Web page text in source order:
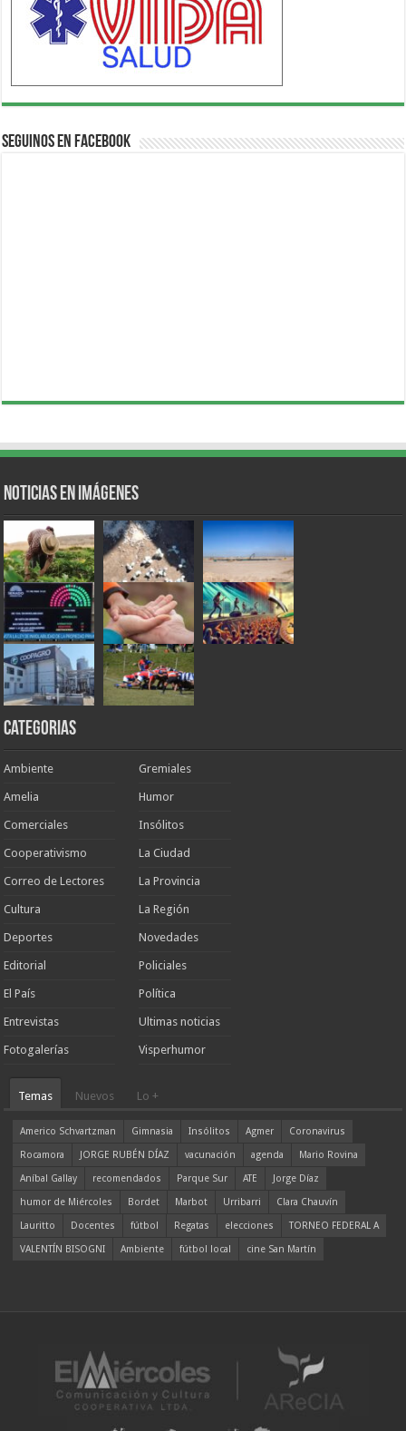
Seguinos en Facebook
Noticias en Imágenes
Categorias
Ambiente
Amelia
Comerciales
Cooperativismo
Correo de Lectores
Cultura
Deportes
Editorial
El País
Entrevistas
Fotogalerías
Gremiales
Humor
Insólitos
La Ciudad
La Provincia
La Región
Novedades
Policiales
Política
Ultimas noticias
Visperhumor
Temas Nuevos Lo +
Americo Schvartzman Gimnasia Insólitos Agmer
Coronavirus
Rocamora
JORGE RUBÉN DÍAZ vacunación agenda
Mario Rovina
Aníbal Gallay
recomendados Parque Sur ATE
Jorge Díaz
humor de Miércoles
Bordet Marbot Urribarri
Clara Chauvín
Lauritto
Docentes fútbol Regatas elecciones
TORNEO FEDERAL A
VALENTÍN BISOGNI
Ambiente fútbol local cine San Martín